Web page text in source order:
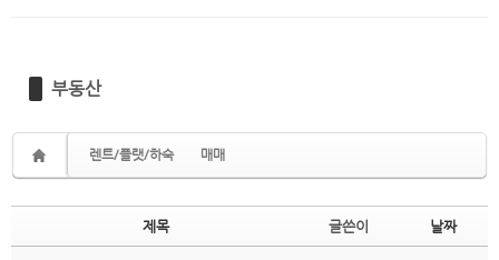
부동산
렌트/플랫/하숙 매매
제목 글쓴이 날짜